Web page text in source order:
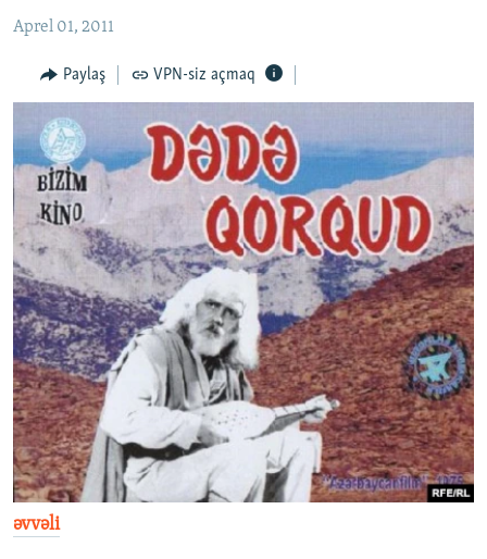
QANUNI DOĞRU
ARAŞDIRMA
MULTIMEDIA
VIDEO
FOTOQALEREYA
İNFOQRAFIKA
KARIKATURA
RADIO ARXIV
OXU ZALI
AZƏRBAYCAN ƏDƏBIYYATI KITABXANASI
İSLAM VƏ DEMOKRATIYA
İZ - MƏDƏNIYYƏT PROQRAMI
HAQQIMIZDA
MISSIYAMIZ
PEŞƏ ETIKASI VƏ JURNALISTIKA STANDARTLARIMIZ
MATERIALLARIMIZDAN ISTIFADƏ
AZADLIQRADIOSU MOBIL TELEFONUNUZDA
BIZIMLƏ ƏLAQƏ
XƏBƏR BÜLLETENLƏRIMIZ
BIZI IZLƏ
RFE/RL-in bütün saytları
Aprel 01, 2011
Paylaş VPN-siz açmaq
əvvəli